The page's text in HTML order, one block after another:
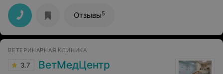
выразить девушке (общались по телефону, к
сожалению не запомнила имя), а также курьеру, за
оперативное решение вопроса. Отличный магазин,
супер-сотрудники!!!
Отзывы5
ВЕТЕРИНАРНАЯ КЛИНИКА
3.7 ВетМедЦентр